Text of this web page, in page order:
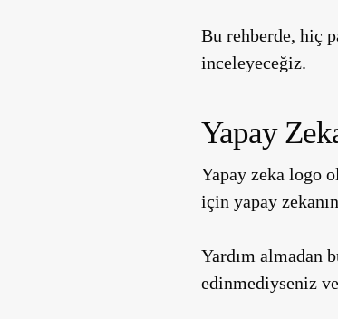
Bu rehberde, hiç
inceleyeceğiz.
Yapay
Yapay zeka logo
için yapay
Yardım almadan
edinmediyseniz